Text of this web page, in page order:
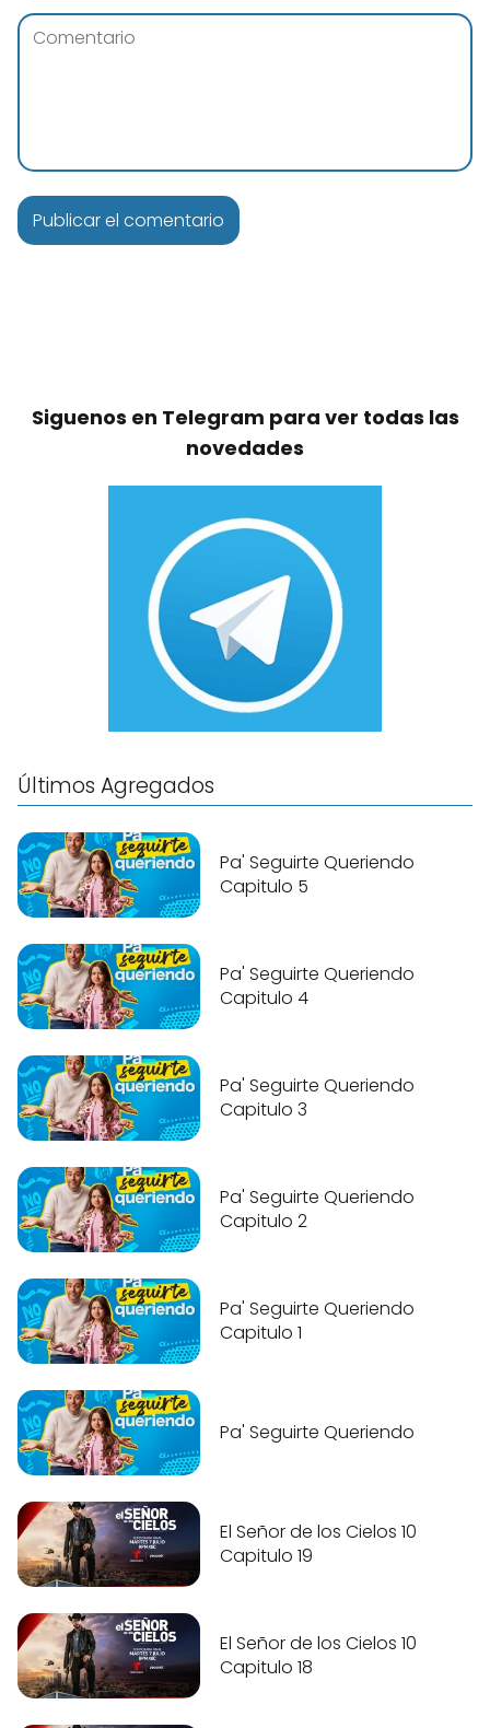
Siguenos en Telegram para ver todas las
novedades
Últimos Agregados
Pa' Seguirte Queriendo
Capitulo 5
Pa' Seguirte Queriendo
Capitulo 4
Pa' Seguirte Queriendo
Capitulo 3
Pa' Seguirte Queriendo
Capitulo 2
Pa' Seguirte Queriendo
Capitulo 1
Pa' Seguirte Queriendo
El Señor de los Cielos 10
Capitulo 19
El Señor de los Cielos 10
Capitulo 18